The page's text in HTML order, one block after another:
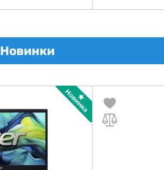
Новинки